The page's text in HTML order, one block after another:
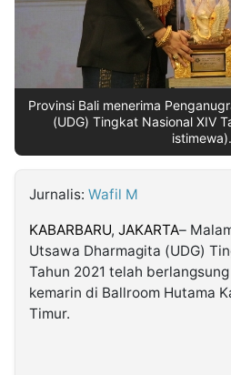
Kabarbaru
Kabarbaru.co
Provinsi Bali menerima
(UDG) Tingkat Nasional XIV
Jurnalis: Wafil M
KABARBARU, JAKARTA–
Utsawa Dharmagita (UDG)
Tahun 2021 telah
kemarin di Ballroom Hutama
Timur.